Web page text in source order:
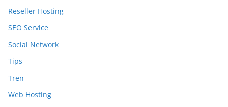
Reseller Hosting
SEO Service
Social Network
Tips
Tren
Web Hosting